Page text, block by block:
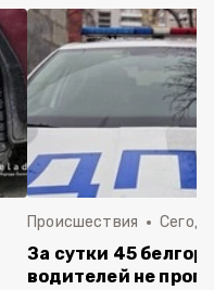
Происшествия
За сутки 45
водителей не